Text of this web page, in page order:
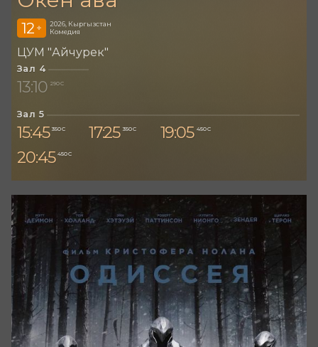
12 +
2026, Кыргызстан
Комедия
ЦУМ "Айчурек"
Зал 4
13:10 290 С
Зал 5
15:45 350 С 17:25 350 С 19:05 450 С
20:45 450 С